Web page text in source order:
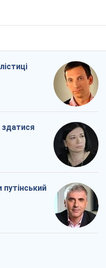
здатися
путінський